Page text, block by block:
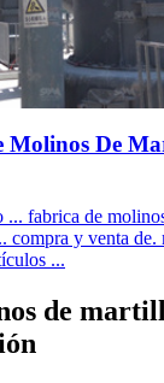
Molinos De
fabrica de
compra y venta
...
de